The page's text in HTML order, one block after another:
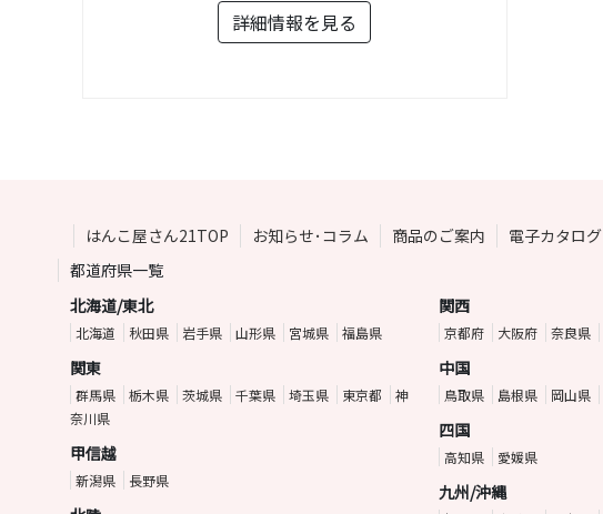
詳細情報を見る
はんこ屋さん21TOP お知らせ･コラム 商品のご案内 電子カタログ
都道府県一覧
北海道/東北
北海道 秋田県 岩手県 山形県 宮城県 福島県
関東
群馬県 栃木県 茨城県 千葉県 埼玉県 東京都
神
奈川県
甲信越
新潟県 長野県
関西
京都府 大阪府 奈良県
中国
鳥取県 島根県 岡山県
四国
高知県 愛媛県
九州/沖縄